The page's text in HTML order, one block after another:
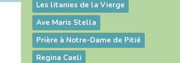
Les litanies de la Vierge
Ave Maris Stella
Prière à Notre-Dame de Pitié
Regina Caeli